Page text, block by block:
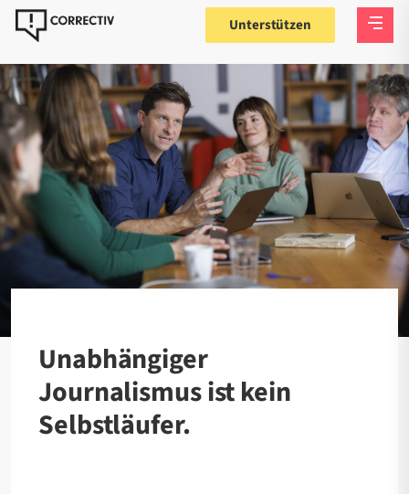
Unterstützen
Unabhängiger
Journalismus ist kein
Selbstläufer.